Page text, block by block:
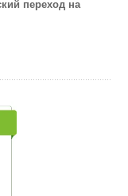
переход на